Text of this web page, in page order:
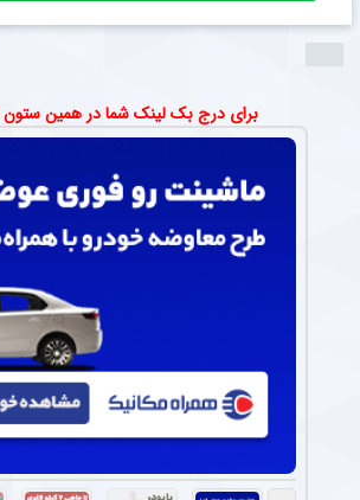
برای درج بک لینک شما در همین ستون